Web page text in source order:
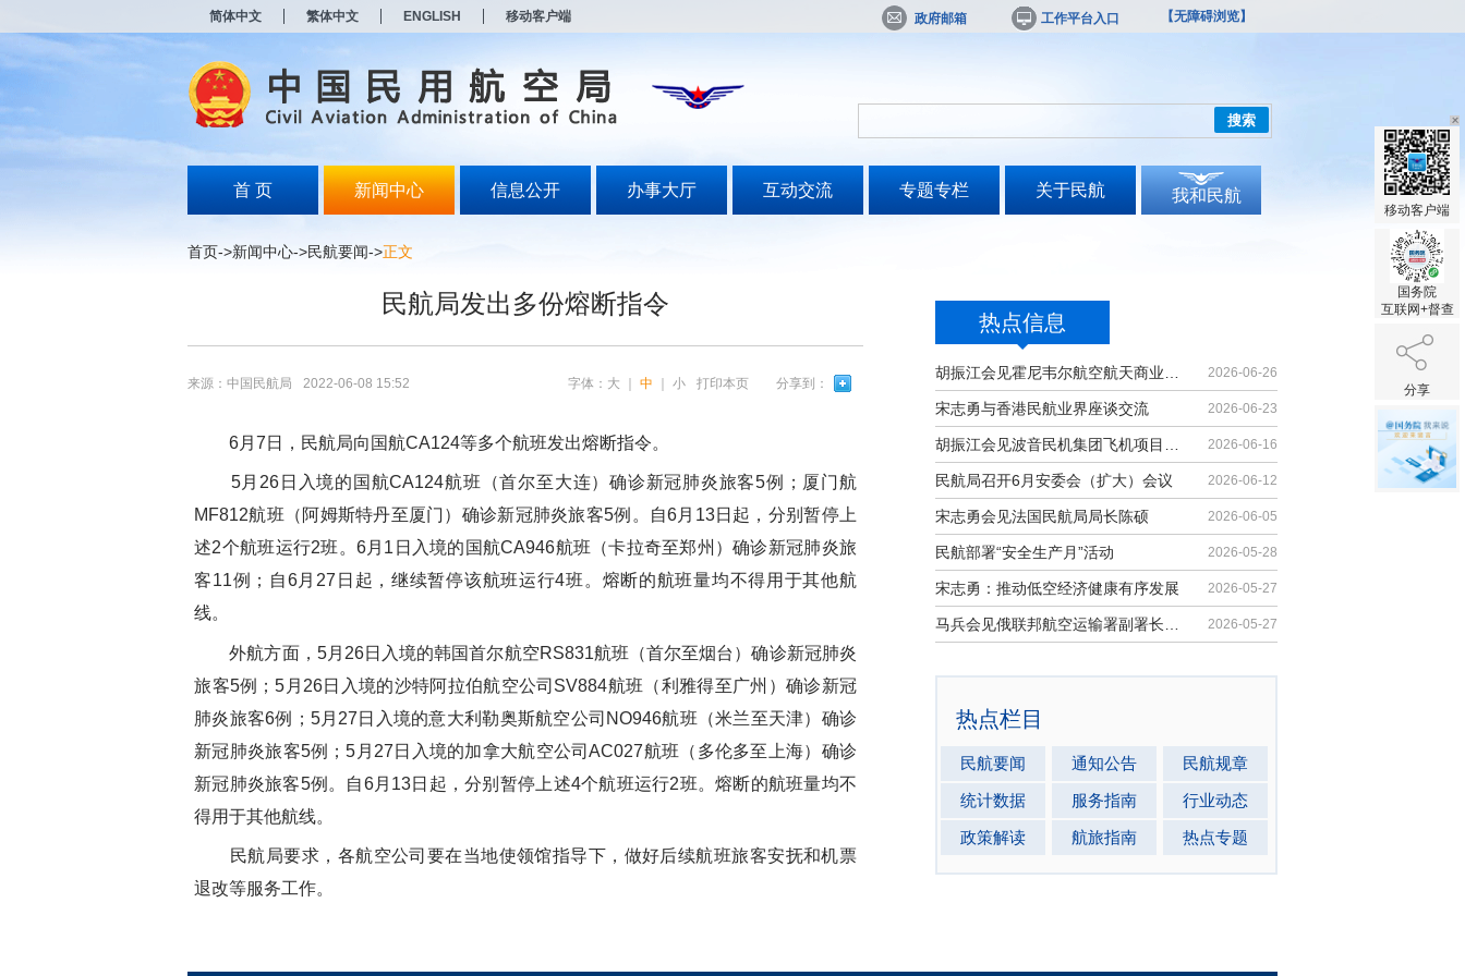
简体中文 繁体中文 ENGLISH 移动客户端 政府邮箱 工作平台入口 【无障碍浏览】
搜索
首 页 新闻中心 信息公开 办事大厅 互动交流 专题专栏 关于民航 我和民航
首页->新闻中心->民航要闻->正文
热点信息
2026-06-26
宋志勇与香港民航业界座谈交流 2026-06-23
2026-06-16
民航局召开6月安委会（扩大）会议 2026-06-12
宋志勇会见法国民航局局长陈硕 2026-06-05
民航部署“安全生产月”活动 2026-05-28
宋志勇：推动低空经济健康有序发展 2026-05-27
2026-05-27
热点栏目
民航要闻 通知公告
民航规章
统计数据
服务指南
行业动态
政策解读
航旅指南 热点专题
民航局发出多份熔断指令
来源：中国民航局 2022-06-08 15:52 分享到：
打印本页
字体： 大 中 小
6月7日，民航局向国航CA124等多个航班发出熔断指令。
5月26日入境的国航CA124航班（首尔至大连）确诊新冠肺炎旅客5例；厦门航
MF812航班（阿姆斯特丹至厦门）确诊新冠肺炎旅客5例。自6月13日起，分别暂停上
述2个航班运行2班。6月1日入境的国航CA946航班（卡拉奇至郑州）确诊新冠肺炎旅
客11例；自6月27日起，继续暂停该航班运行4班。熔断的航班量均不得用于其他航
线。
外航方面，5月26日入境的韩国首尔航空RS831航班（首尔至烟台）确诊新冠肺炎
旅客5例；5月26日入境的沙特阿拉伯航空公司SV884航班（利雅得至广州）确诊新冠
肺炎旅客6例；5月27日入境的意大利勒奥斯航空公司NO946航班（米兰至天津）确诊
新冠肺炎旅客5例；5月27日入境的加拿大航空公司AC027航班（多伦多至上海）确诊
新冠肺炎旅客5例。自6月13日起，分别暂停上述4个航班运行2班。熔断的航班量均不
得用于其他航线。
民航局要求，各航空公司要在当地使领馆指导下，做好后续航班旅客安抚和机票
退改等服务工作。
移动客户端
国务院
互联网+督查
分享
打
无
障